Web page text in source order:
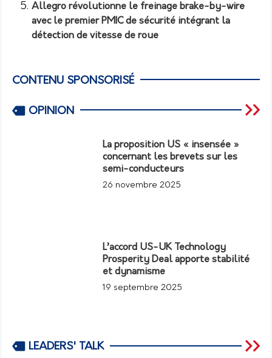
Allegro révolutionne le freinage brake-by-wire
avec le premier PMIC de sécurité intégrant la
détection de vitesse de roue
CONTENU SPONSORISÉ
OPINION
La proposition US « insensée »
concernant les brevets sur les
semi-conducteurs
26 novembre 2025
L’accord US-UK Technology
Prosperity Deal apporte stabilité
et dynamisme
19 septembre 2025
LEADERS' TALK